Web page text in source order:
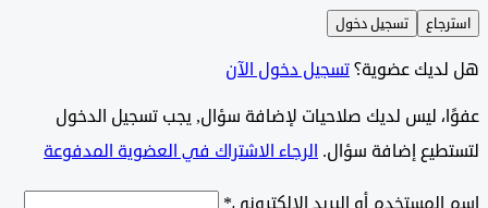
تسجيل دخول
عضوية؟تسجيل دخول الآن
ليس لديك صلاحيات لإضافة سؤال, يجب تسجيل الدخول
إضافة سؤال.الرجاء الاشتراك في العضوية المدفوعة